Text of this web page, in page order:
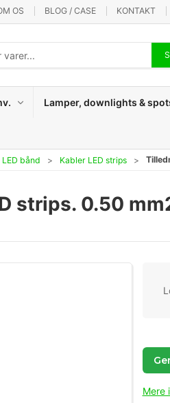
OS BLOG / CASE KONTAKT
Lamper, downlights &
bånd Kabler LED strips
strips. 0.50
Mere